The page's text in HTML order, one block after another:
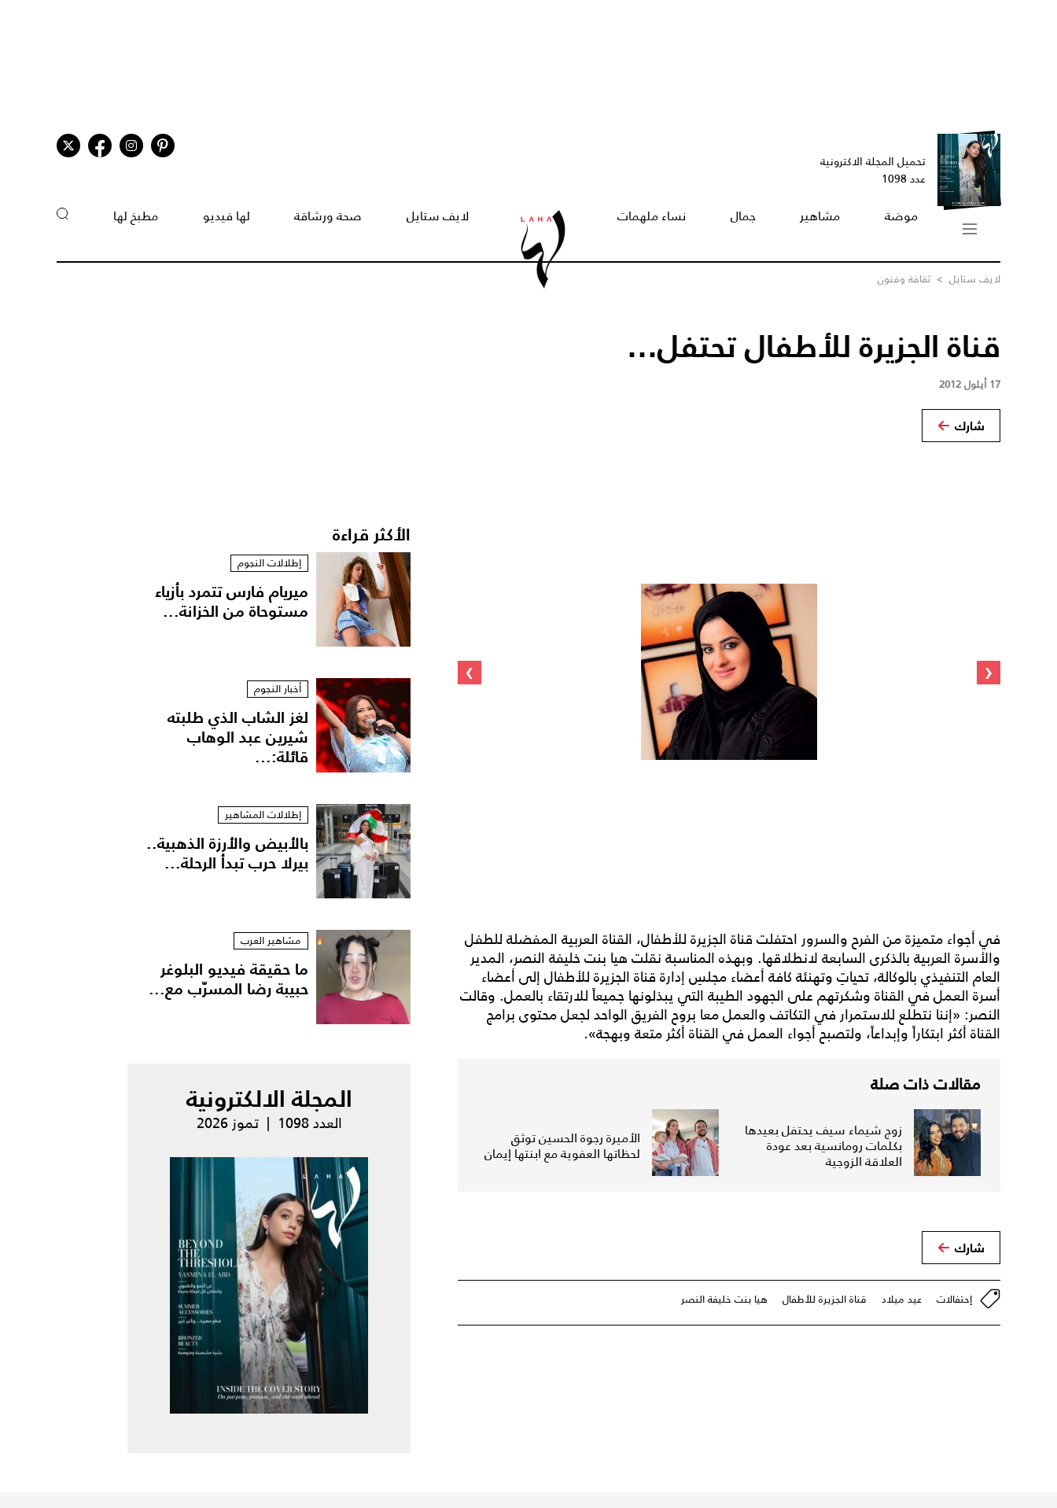
تحميل المجلة الاكترونية
عدد 1098
موضة مشاهير جمال نساء ملهمات لايف ستايل صحة ورشاقة لها فيديو مطبخ لها
لايف ستايل > ثقافة وفنون
قناة الجزيرة للأطفال تحتفل...
17 أيلول 2012
شارك
‹
›
في أجواء متميزة من الفرح والسرور احتفلت قناة الجزيرة للأطفال، القناة العربية المفضلة للطفل
والأسرة العربية بالذكرى السابعة لانطلاقها. وبهذه المناسبة نقلت هيا بنت خليفة النصر، المدير
العام التنفيذي بالوكالة، تحياتِ وتهنئة كافة أعضاء مجلسِ إدارة قناة الجزيرة للأطفال إلى أعضاء
أسرة العمل في القناة وشكرتهم على الجهود الطيبة التي يبذلونها جميعاً للارتقاء بالعمل. وقالت
النصر: «إننا نتطلع للاستمرار في التكاتف والعمل معا بروح الفريق الواحد لجعل محتوى برامج
القناة أكثر ابتكاراً وإبداعاً، ولتصبح أجواء العمل في القناة أكثر متعة وبهجة».
مقالات ذات صلة
زوج شيماء سيف يحتفل بعيدها
بكلمات رومانسية بعد عودة
العلاقة الزوجية
الأميرة رجوة الحسين توثق
لحظاتها العفوية مع ابنتها إيمان
شارك
إحتفالات عيد ميلاد قناة الجزيرة للأطفال هيا بنت خليفة النصر
الأكثر قراءة
إطلالات النجوم
ميريام فارس تتمرد بأزياء
مستوحاة من الخزانة...
أخبار النجوم
لغز الشاب الذي طلبته
شيرين عبد الوهاب
قائلة:...
إطلالات المشاهير
بالأبيض والأرزة الذهبية..
بيرلا حرب تبدأ الرحلة...
مشاهير العرب
ما حقيقة فيديو البلوغر
حبيبة رضا المسرّب مع...
المجلة الالكترونية
العدد 1098 | تموز 2026